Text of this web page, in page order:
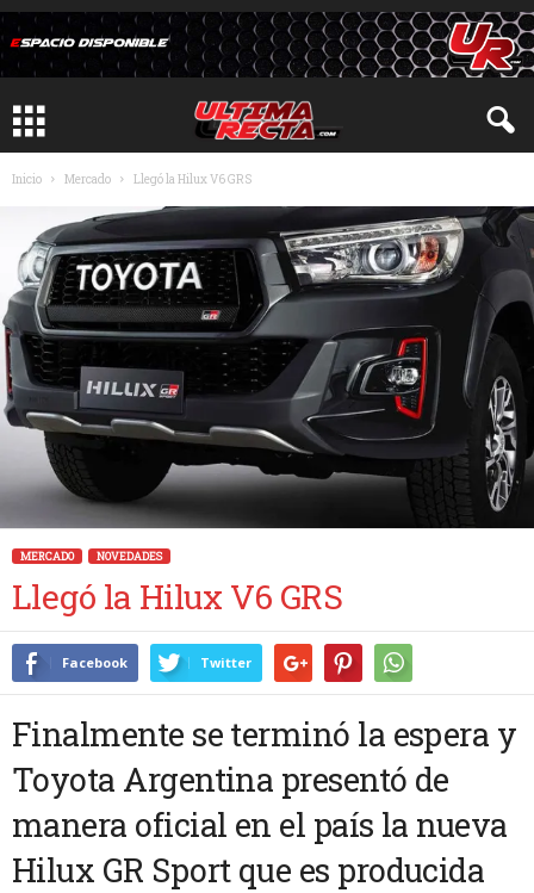
Inicio Mercado Llegó la Hilux V6 GRS
MERCADO NOVEDADES
Llegó la Hilux V6 GRS
Facebook Twitter
Finalmente se terminó la espera y
Toyota Argentina presentó de
manera oficial en el país la nueva
Hilux GR Sport que es producida